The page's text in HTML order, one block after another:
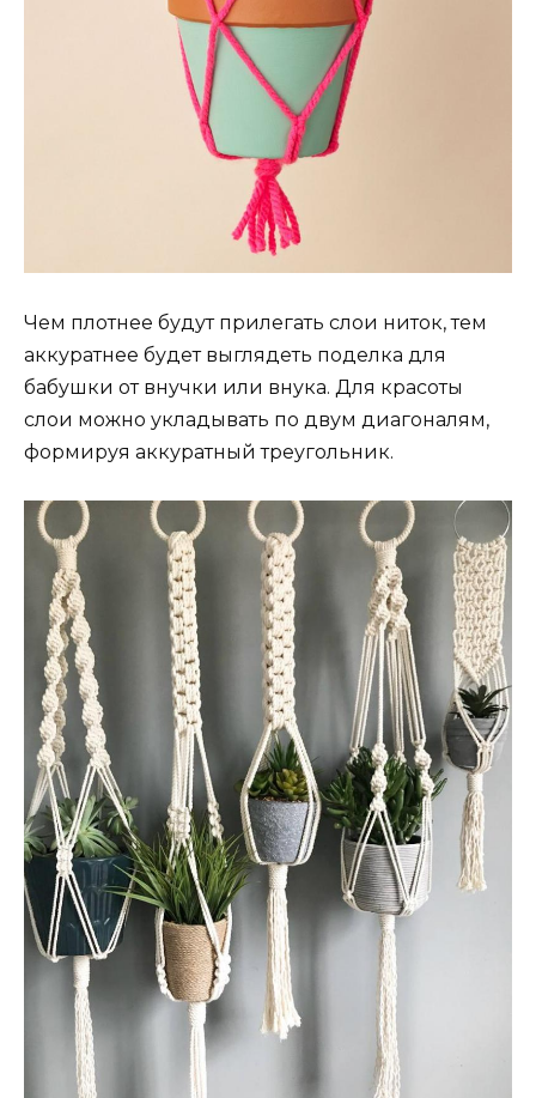
Чем плотнее будут прилегать слои ниток, тем
аккуратнее будет выглядеть поделка для
бабушки от внучки или внука. Для красоты
слои можно укладывать по двум диагоналям,
формируя аккуратный треугольник.